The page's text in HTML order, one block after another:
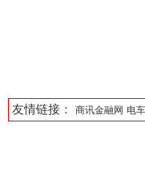
友情链接： 商讯金融网 电